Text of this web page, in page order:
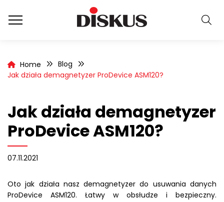
Home
Blog
Jak działa demagnetyzer ProDevice ASM120?
Jak działa demagnetyzer
ProDevice ASM120?
07.11.2021
Oto jak działa nasz demagnetyzer do usuwania danych
ProDevice ASM120. Łatwy w obsłudze i bezpieczny.